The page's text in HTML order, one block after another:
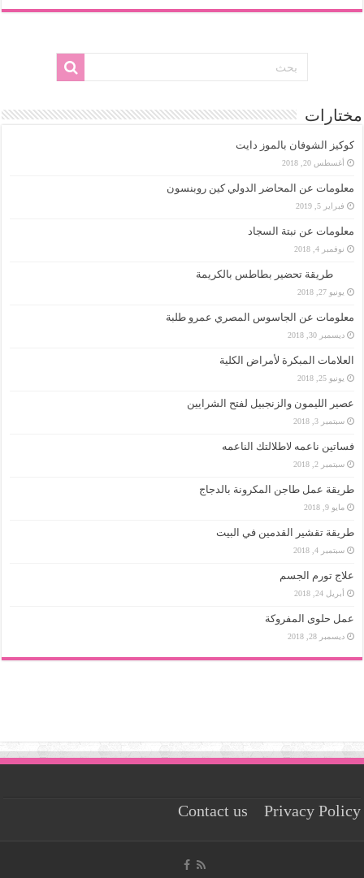
مختارات
كوكيز الشوفان بالموز دايت
أغسطس 20, 2018
معلومات عن المحاضر الدولي كين روبنسون
فبراير 5, 2019
معلومات عن نبتة السجاد
نوفمبر 4, 2018
طريقة تحضير بطاطس بالكريمة
يونيو 27, 2018
معلومات عن الجاسوس المصري عمرو طلبة
ديسمبر 30, 2018
العلامات المبكرة لأمراض الكلية
يونيو 25, 2018
عصير الليمون والزنجبيل لفتح الشرايين
سبتمبر 3, 2018
فساتين ناعمه لاطلالتك الناعمه
سبتمبر 2, 2018
طريقة عمل طاجن المكرونة بالدجاج
مايو 9, 2018
طريقة تقشير القدمين في البيت
سبتمبر 4, 2018
علاج تورم الجسم
أبريل 24, 2018
عمل حلوى المفروكة
ديسمبر 28, 2018
Contact us Privacy Policy